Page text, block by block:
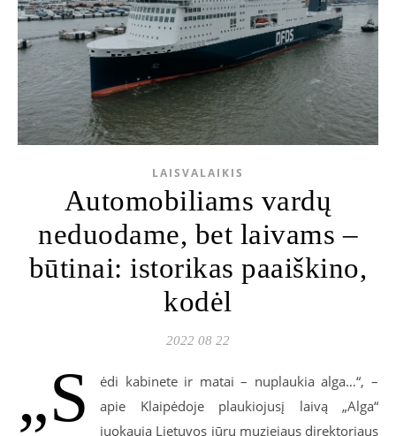
LAISVALAIKIS
Automobiliams vardų
neduodame, bet laivams –
būtinai: istorikas paaiškino,
kodėl
2022 08 22
„S
ėdi kabinete ir matai – nuplaukia alga…“, –
apie Klaipėdoje plaukiojusį laivą „Alga“
juokauja Lietuvos jūrų muziejaus direktoriaus